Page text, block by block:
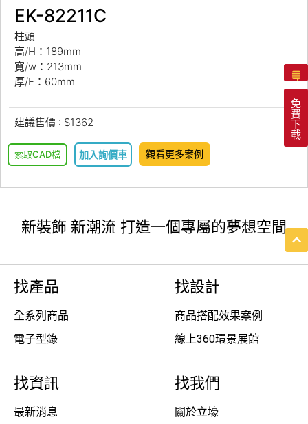
EK-82211C
柱頭
高/H：189mm
寬/w：213mm
厚/E：60mm
建議售價 : $1362
索取CAD檔 加入詢價車 觀看更多案例
免
費
下
載
新裝飾 新潮流 打造一個專屬的夢想空間
找產品
全系列商品
電子型錄
找設計
商品搭配效果案例
線上360環景展館
找資訊
最新消息
找我們
關於立壕